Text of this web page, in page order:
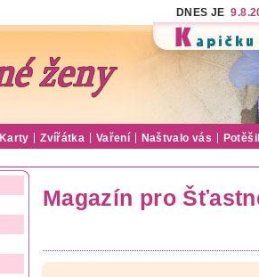
DNES JE
Karty Zvířátka Vaření Naštvalo vás
Magazín pro